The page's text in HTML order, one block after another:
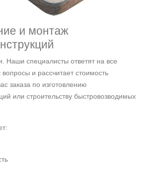
и монтаж
Наши специалисты ответят на все
и рассчитает стоимость
заказа по изготовлению
или строительству быстровозводимых